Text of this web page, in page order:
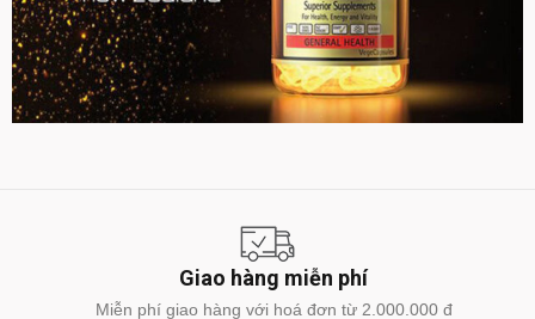
Giao hàng miễn phí
Miễn phí giao hàng với hoá đơn từ 2.000.000 đ